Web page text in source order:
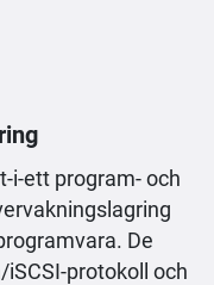
i-ett program- och
De
protokoll och